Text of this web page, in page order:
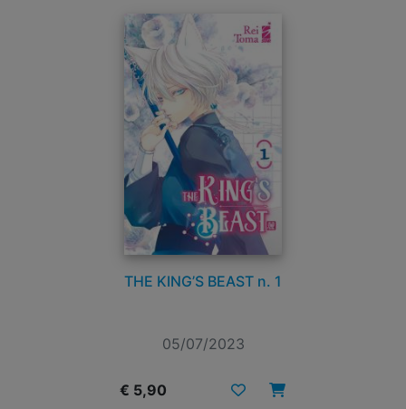
THE KING’S BEAST n. 1
05/07/2023
€ 5,90